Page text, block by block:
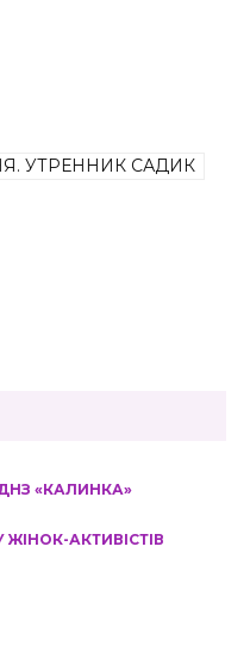
УТРЕННИК САДИК
«КАЛИНКА»
АКТИВІСТІВ